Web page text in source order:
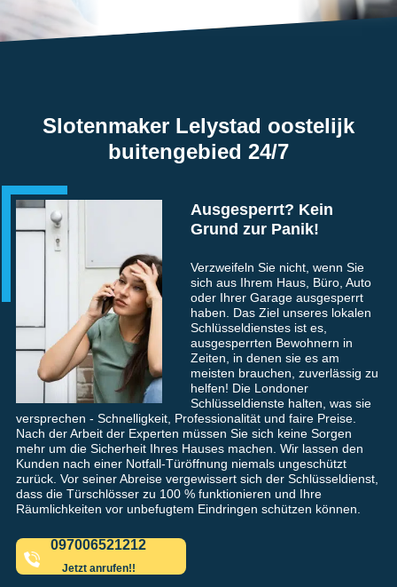
Slotenmaker Lelystad oostelijk
buitengebied 24/7
Ausgesperrt? Kein
Grund zur Panik!
Verzweifeln Sie nicht, wenn Sie
sich aus Ihrem Haus, Büro, Auto
oder Ihrer Garage ausgesperrt
haben. Das Ziel unseres lokalen
Schlüsseldienstes ist es,
ausgesperrten Bewohnern in
Zeiten, in denen sie es am
meisten brauchen, zuverlässig zu
helfen! Die Londoner
Schlüsseldienste halten, was sie
versprechen - Schnelligkeit, Professionalität und faire Preise.
Nach der Arbeit der Experten müssen Sie sich keine Sorgen
mehr um die Sicherheit Ihres Hauses machen. Wir lassen den
Kunden nach einer Notfall-Türöffnung niemals ungeschützt
zurück. Vor seiner Abreise vergewissert sich der Schlüsseldienst,
dass die Türschlösser zu 100 % funktionieren und Ihre
Räumlichkeiten vor unbefugtem Eindringen schützen können.
097006521212
Jetzt anrufen!!